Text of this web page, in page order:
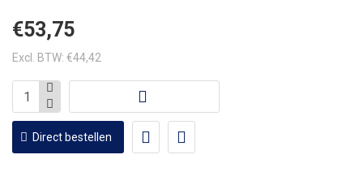
€53,75
Excl. BTW: €44,42
Direct bestellen